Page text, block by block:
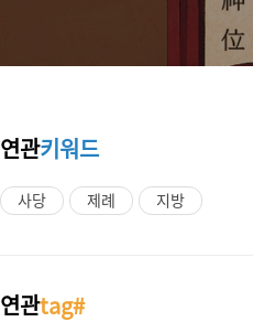
연관키워드
사당 제례 지방
연관tag#